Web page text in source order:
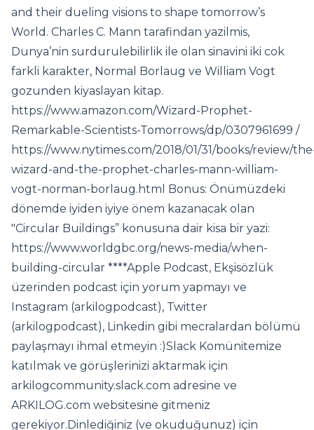
and their dueling visions to shape tomorrow’s
World. Charles C. Mann tarafindan yazilmis,
Dunya’nin surdurulebilirlik ile olan sinavini iki cok
farkli karakter, Normal Borlaug ve William Vogt
gozunden kiyaslayan kitap.
https://www.amazon.com/Wizard-Prophet-
Remarkable-Scientists-Tomorrows/dp/0307961699 /
https://www.nytimes.com/2018/01/31/books/review/
wizard-and-the-prophet-charles-mann-william-
vogt-norman-borlaug.html Bonus: Önümüzdeki
dönemde iyiden iyiye önem kazanacak olan
"Circular Buildings” konusuna dair kisa bir yazi:
https://www.worldgbc.org/news-media/when-
building-circular ****Apple Podcast, Ekşisözlük
üzerinden podcast için yorum yapmayı ve
Instagram (arkilogpodcast), Twitter
(arkilogpodcast), Linkedin gibi mecralardan bölümü
paylaşmayı ihmal etmeyin :)Slack Komünitemize
katılmak ve görüşlerinizi aktarmak için
arkilogcommunity.slack.com adresine ve
ARKILOG.com websitesine gitmeniz
gerekiyor.Dinlediğiniz (ve okuduğunuz) için